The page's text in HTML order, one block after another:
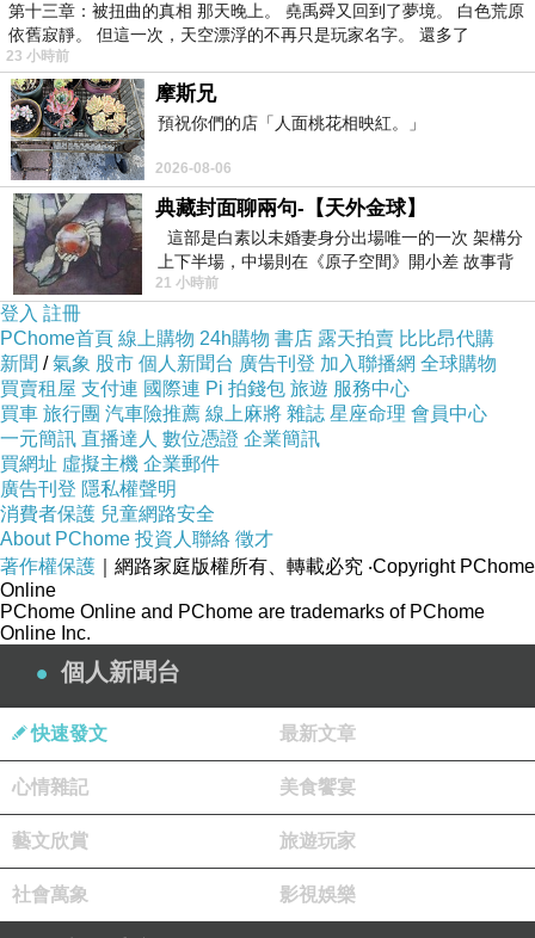
第十三章：被扭曲的真相 那天晚上。 堯禹舜又回到了夢境。 白色荒原
依舊寂靜。 但這一次，天空漂浮的不再只是玩家名字。 還多了
23 小時前
摩斯兄
預祝你們的店「人面桃花相映紅。」
2026-08-06
典藏封面聊兩句-【天外金球】
這部是白素以未婚妻身分出場唯一的一次 架構分
上下半場，中場則在《原子空間》開小差 故事背
景影射西藏境外流亡 地下組織
21 小時前
登入 註冊
PChome首頁 線上購物 24h購物 書店 露天拍賣 比比昂代購
新聞 /氣象 股市 個人新聞台 廣告刊登 加入聯播網 全球購物
買賣租屋 支付連 國際連 Pi 拍錢包 旅遊 服務中心
買車 旅行團 汽車險推薦 線上麻將 雜誌 星座命理 會員中心
一元簡訊 直播達人 數位憑證 企業簡訊
買網址 虛擬主機 企業郵件
廣告刊登 隱私權聲明
消費者保護 兒童網路安全
About PChome 投資人聯絡 徵才
著作權保護 ｜網路家庭版權所有、轉載必究 ‧Copyright PChome
Online
PChome Online and PChome are trademarks of PChome
Online Inc.
個人新聞台
快速發文 最新文章
心情雜記 美食饗宴
藝文欣賞 旅遊玩家
社會萬象 影視娛樂